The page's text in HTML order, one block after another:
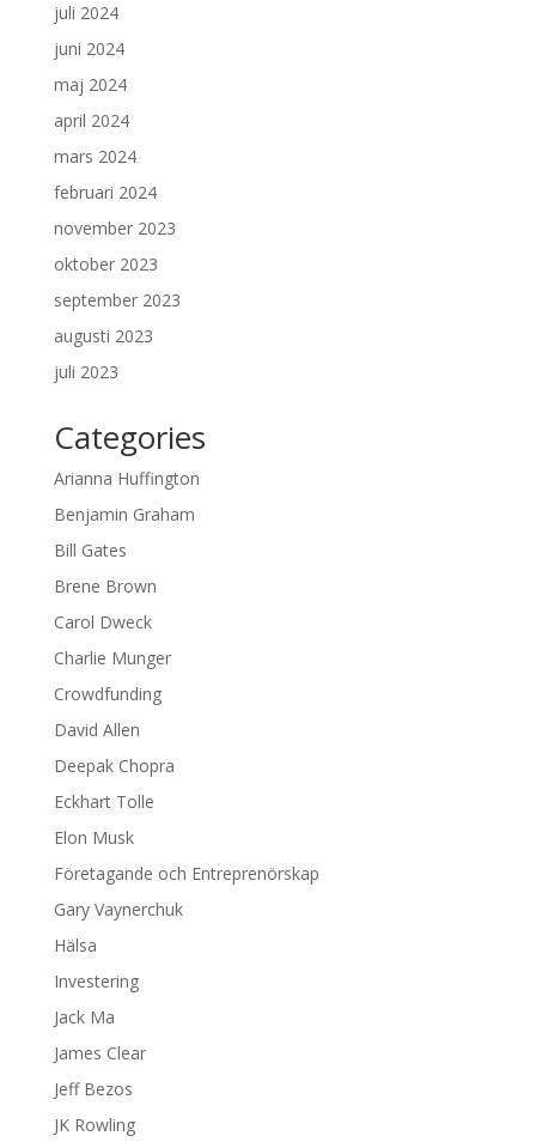
juli 2024
juni 2024
maj 2024
april 2024
mars 2024
februari 2024
november 2023
oktober 2023
september 2023
augusti 2023
juli 2023
Categories
Arianna Huffington
Benjamin Graham
Bill Gates
Brene Brown
Carol Dweck
Charlie Munger
Crowdfunding
David Allen
Deepak Chopra
Eckhart Tolle
Elon Musk
Företagande och Entreprenörskap
Gary Vaynerchuk
Hälsa
Investering
Jack Ma
James Clear
Jeff Bezos
JK Rowling